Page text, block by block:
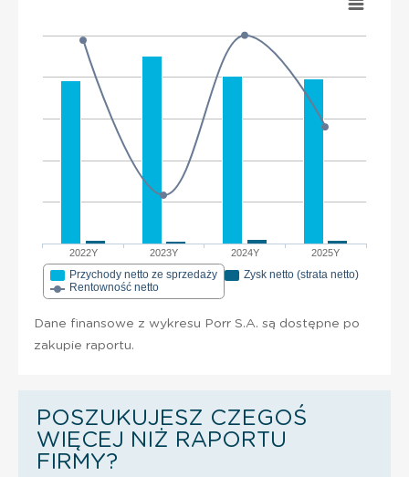
2022Y 2023Y 2024Y 2025Y
Przychody netto ze sprzedaży
Zysk netto (strata netto)
Rentowność netto
Dane finansowe z wykresu Porr S.A. są dostępne po
zakupie raportu.
POSZUKUJESZ CZEGOŚ
WIĘCEJ NIŻ RAPORTU
FIRMY?